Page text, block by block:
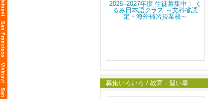
募集いろいろ / 教育・習い事